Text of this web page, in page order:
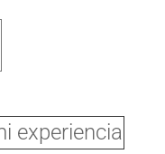
experiencia